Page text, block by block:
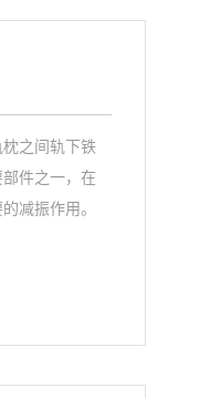
之间轨下铁
件之一，在
减振作用。